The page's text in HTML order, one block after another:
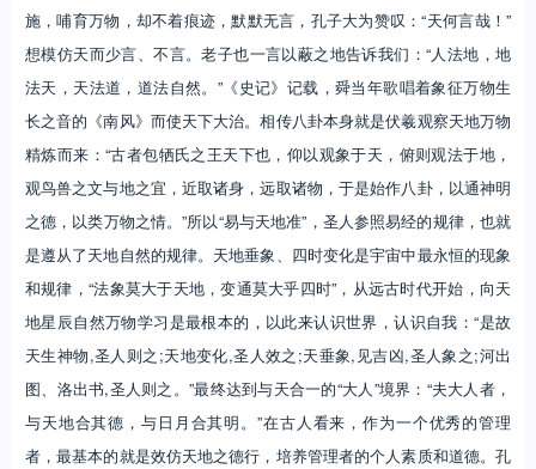
施，哺育万物，却不着痕迹，默默无言，孔子大为赞叹：“天何言哉！”
想模仿天而少言、不言。老子也一言以蔽之地告诉我们：“人法地，地
法天，天法道，道法自然。”《史记》记载，舜当年歌唱着象征万物生
长之音的《南风》而使天下大治。相传八卦本身就是伏羲观察天地万物
精炼而来：“古者包牺氏之王天下也，仰以观象于天，俯则观法于地，
观鸟兽之文与地之宜，近取诸身，远取诸物，于是始作八卦，以通神明
之德，以类万物之情。”所以“易与天地准”，圣人参照易经的规律，也就
是遵从了天地自然的规律。天地垂象、四时变化是宇宙中最永恒的现象
和规律，“法象莫大于天地，变通莫大乎四时”，从远古时代开始，向天
地星辰自然万物学习是最根本的，以此来认识世界，认识自我：“是故
天生神物,圣人则之;天地变化,圣人效之;天垂象,见吉凶,圣人象之;河出
图、洛出书,圣人则之。”最终达到与天合一的“大人”境界：“夫大人者，
与天地合其德，与日月合其明。”在古人看来，作为一个优秀的管理
者，最基本的就是效仿天地之德行，培养管理者的个人素质和道德。孔